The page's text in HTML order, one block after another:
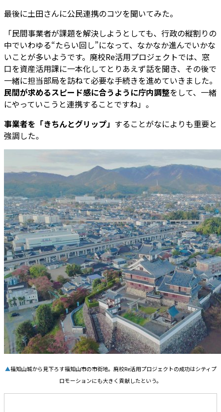
最後に土田さんに公民連携のコツを聞いてみた。
「民間事業者が課題を解決しようとしても、行政の縦割りの
中でいわゆる“たらい回し”になって、なかなか進んでいかな
いことが多いようです。廃校Re活用プロジェクトでは、窓
口を資産活用課に一本化してとりあえず話を聞き、その後で
一緒に担当部局を訪ねて必要な手続きを進めていきました。
民間が求めるスピード感に合うように庁内調整をして、一緒
にやっていこうと連携することですね」。
事業者を「きちんとグリップ」 することがなによりも重要と
強調した。
▲福知山城から見下ろす福知山市の市街地。廃校Re活用プロジェクトの成功はシティプ
ロモーションにも大きく貢献したという。